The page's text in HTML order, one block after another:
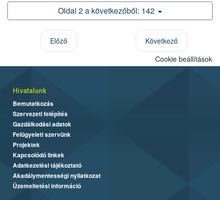
Oldal 2 a következőből: 142
Előző
Következő
Cookie beállítások
Hivatalunk
Bemutatkozás
Szervezeti felépítés
Gazdálkodási adatok
Felügyeleti szervünk
Projektek
Kapcsolódó linkek
Adatkezelési tájékoztató
Akadálymentességi nyilatkozat
Üzemeltetési információ